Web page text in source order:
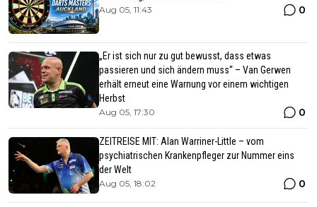
Aug 05, 11:43 0
„Er ist sich nur zu gut bewusst, dass etwas
passieren und sich ändern muss“ – Van Gerwen
erhält erneut eine Warnung vor einem wichtigen
Herbst
Aug 05, 17:30 0
ZEITREISE MIT: Alan Warriner-Little – vom
psychiatrischen Krankenpfleger zur Nummer eins
der Welt
Aug 05, 18:02 0